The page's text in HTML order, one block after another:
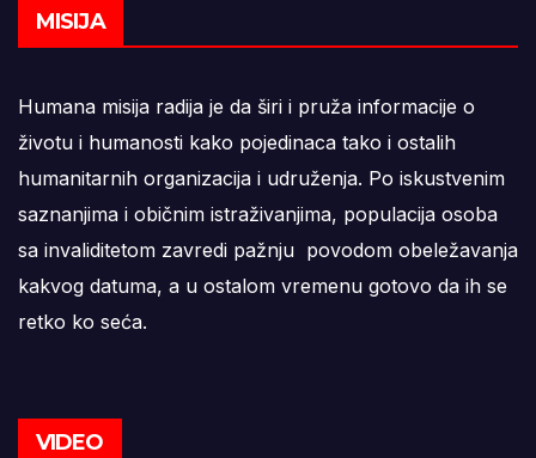
MISIJA
Humana misija radija je da širi i pruža informacije o
životu i humanosti kako pojedinaca tako i ostalih
humanitarnih organizacija i udruženja. Po iskustvenim
saznanjima i običnim istraživanjima, populacija osoba
sa invaliditetom zavredi pažnju povodom obeležavanja
kakvog datuma, a u ostalom vremenu gotovo da ih se
retko ko seća.
VIDEO